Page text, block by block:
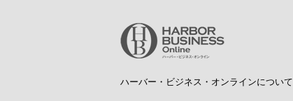
ハーバー・ビジネス・オンラインについて